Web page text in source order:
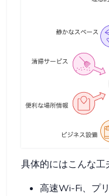
具体的にはこんな工
高速Wi-Fi、プ